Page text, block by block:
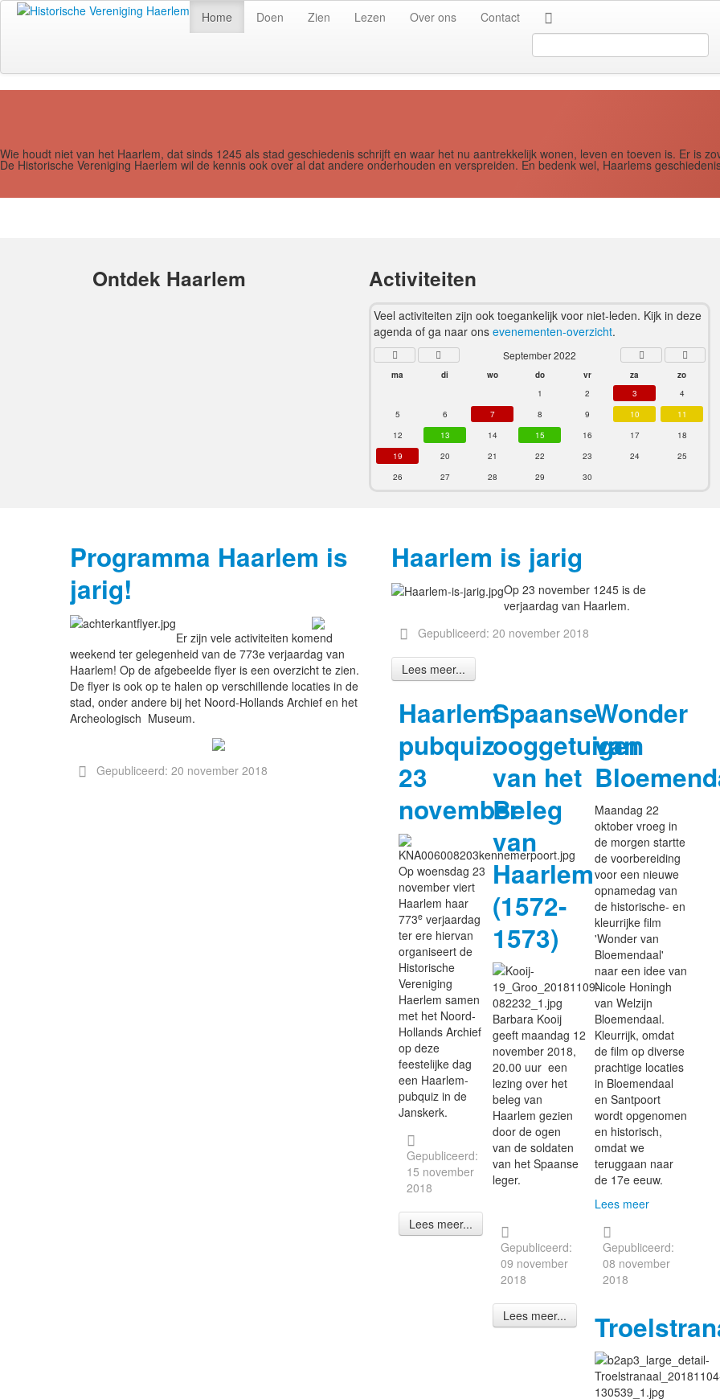
Home Doen Zien Lezen Over ons
Contact
...
Wie houdt niet van het Haarlem, dat sinds 1245 als stad geschiedenis schrijft en waar het nu aantrekkelijk wonen, leven en toeven is. Er is
De Historische Vereniging Haerlem wil de kennis ook over al dat andere onderhouden en verspreiden. En bedenk wel, Haarlems
Ontdek Haarlem Activiteiten
Veel activiteiten zijn ook toegankelijk voor niet-leden. Kijk in deze
agenda of ga naar onsevenementen-overzicht.
September 2022
ma di wo do vr za
zo
1
2 3
4
5
6 7 8 9 10
11
12
13 14 15 16 17
18
19
20 21 22 23 24
25
26
27 28 29 30
Programma Haarlem is
jarig!
Er zijn vele activiteiten komend
weekend ter gelegenheid van de 773e verjaardag van
Haarlem! Op de afgebeelde flyer is een overzicht te zien.
De flyer is ook op te halen op verschillende locaties in de
stad, onder andere bij het Noord-Hollands Archief en het
Archeologisch Museum.
Gepubliceerd: 20 november 2018
Haarlem is jarig
Op 23 november 1245 is de
verjaardag van Haarlem.
Gepubliceerd: 20 november 2018
Lees meer...
Haarlem
pubquiz
23
november
Op woensdag 23
november viert
Haarlem haar
773e verjaardag
ter ere hiervan
organiseert de
Historische
Vereniging
Haerlem samen
met het Noord-
Hollands Archief
op deze
feestelijke dag
een Haarlem-
pubquiz in de
Janskerk.
Gepubliceerd:
15 november
2018
Lees meer...
Spaanse
ooggetuigen
van het
Beleg
van
Haarlem
(1572-
1573)
Barbara Kooij
geeft maandag 12
november 2018,
20.00 uur een
lezing over het
beleg van
Haarlem gezien
door de ogen
van de soldaten
van het Spaanse
leger.
Gepubliceerd:
09 november
2018
Lees meer...
Wonder
van
Maandag 22
oktober vroeg in
de morgen startte
de voorbereiding
voor een nieuwe
opnamedag van
de historische- en
kleurrijke film
'Wonder van
Bloemendaal'
naar een idee van
Nicole Honingh
van Welzijn
Bloemendaal.
Kleurrijk, omdat
de film op diverse
prachtige locaties
in Bloemendaal
en Santpoort
wordt opgenomen
en historisch,
omdat we
teruggaan naar
de 17e eeuw.
Lees meer
Gepubliceerd:
08 november
2018